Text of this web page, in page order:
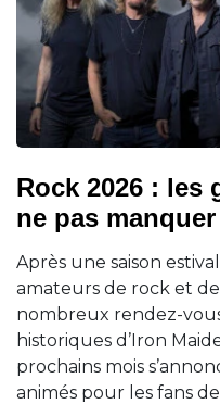
Rock 2026 : les
ne pas manquer
Après une saison
amateurs de rock et
nombreux rendez-
historiques d’Iron
prochains mois
animés pour les fans